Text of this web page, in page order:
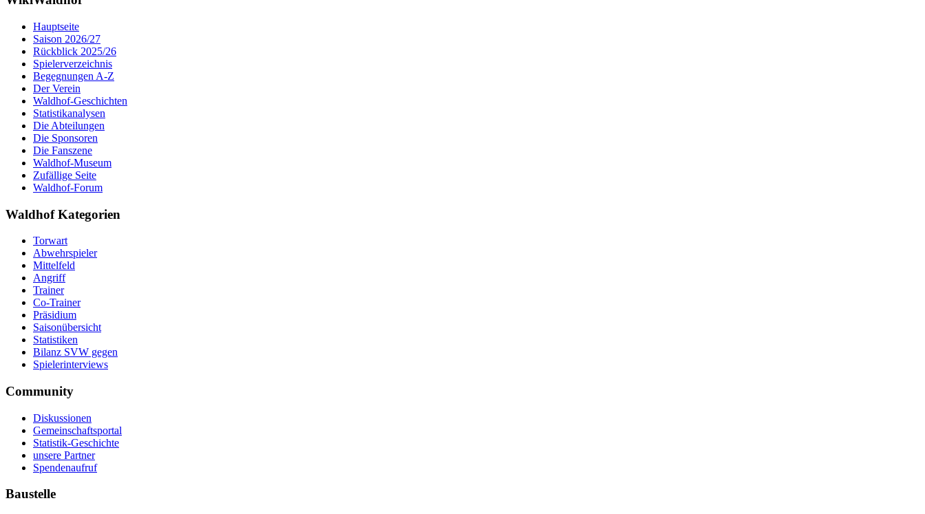
Hauptseite
Saison 2026/27
Rückblick 2025/26
Spielerverzeichnis
Begegnungen A-Z
Der Verein
Waldhof-Geschichten
Statistikanalysen
Die Abteilungen
Die Sponsoren
Die Fanszene
Waldhof-Museum
Zufällige Seite
Waldhof-Forum
Waldhof Kategorien
Torwart
Abwehrspieler
Mittelfeld
Angriff
Trainer
Co-Trainer
Präsidium
Saisonübersicht
Statistiken
Bilanz SVW gegen
Spielerinterviews
Community
Diskussionen
Gemeinschaftsportal
Statistik-Geschichte
unsere Partner
Spendenaufruf
Baustelle